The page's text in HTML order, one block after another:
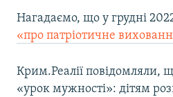
Нагадаємо, що у грудні
«про патріотичне
Крим.Реалії повідомляли,
«урок мужності»: дітям